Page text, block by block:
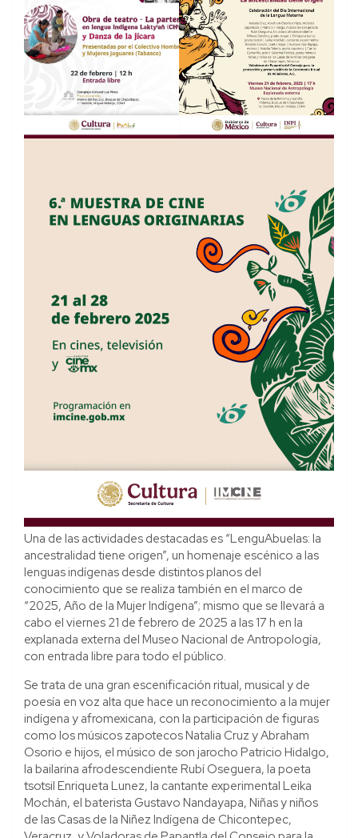
Una de las actividades destacadas es “LenguAbuelas: la
ancestralidad tiene origen”, un homenaje escénico a las
lenguas indígenas desde distintos planos del
conocimiento que se realiza también en el marco de
“2025, Año de la Mujer Indígena”; mismo que se llevará a
cabo el viernes 21 de febrero de 2025 a las 17 h en la
explanada externa del Museo Nacional de Antropología,
con entrada libre para todo el público.
Se trata de una gran escenificación ritual, musical y de
poesía en voz alta que hace un reconocimiento a la mujer
indígena y afromexicana, con la participación de figuras
como los músicos zapotecos Natalia Cruz y Abraham
Osorio e hijos, el músico de son jarocho Patricio Hidalgo,
la bailarina afrodescendiente Rubí Oseguera, la poeta
tsotsil Enriqueta Lunez, la cantante experimental Leika
Mochán, el baterista Gustavo Nandayapa, Niñas y niños
de las Casas de la Niñez Indígena de Chicontepec,